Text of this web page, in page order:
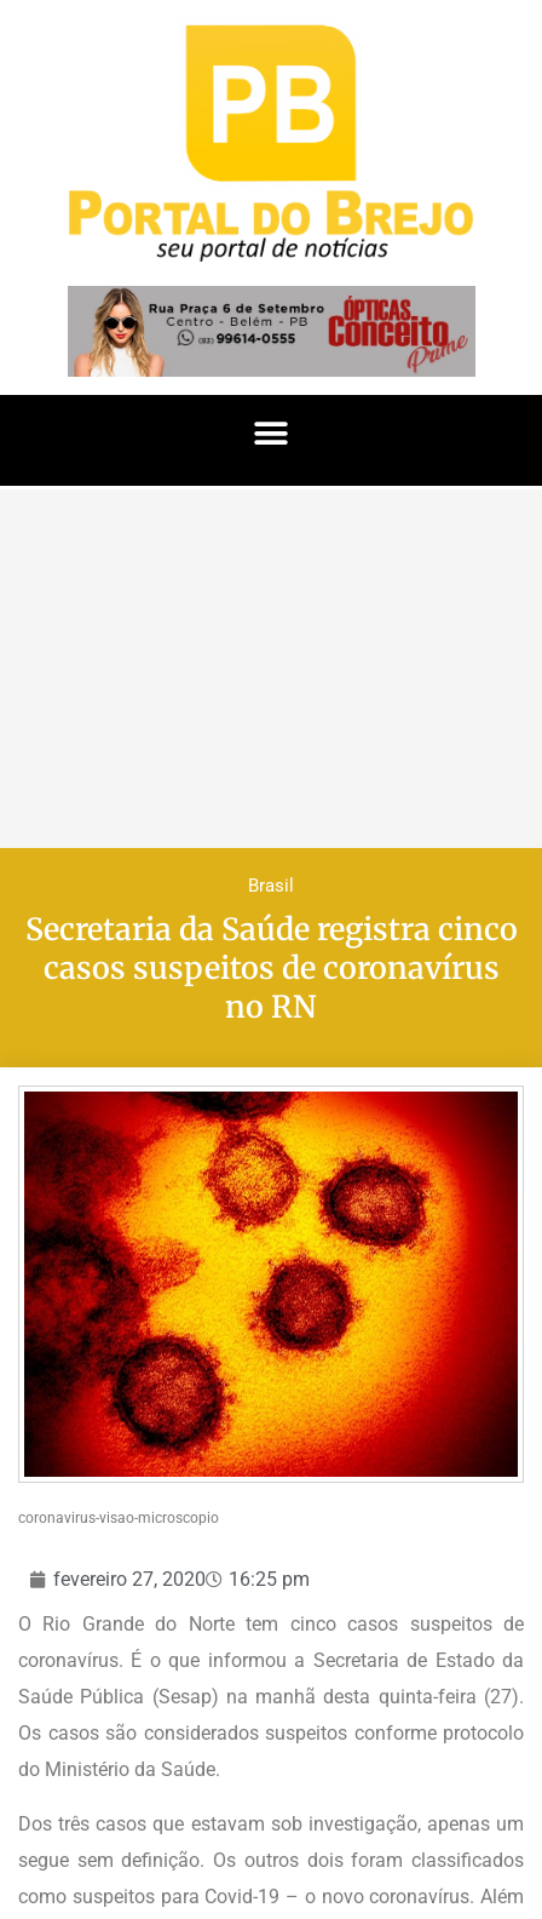
Brasil
Secretaria da Saúde registra cinco
casos suspeitos de coronavírus
no RN
coronavirus-visao-microscopio
fevereiro 27, 2020
16:25 pm
O Rio Grande do Norte tem cinco casos suspeitos de
coronavírus. É o que informou a Secretaria de Estado da
Saúde Pública (Sesap) na manhã desta quinta-feira (27).
Os casos são considerados suspeitos conforme protocolo
do Ministério da Saúde.
Dos três casos que estavam sob investigação, apenas um
segue sem definição. Os outros dois foram classificados
como suspeitos para Covid-19 – o novo coronavírus. Além